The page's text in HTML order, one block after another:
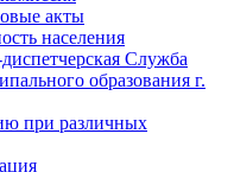
акты
населения
Служба
образования г.
при различных